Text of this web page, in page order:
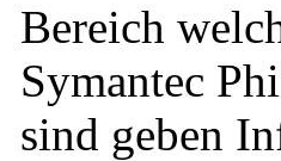
Bereich
Symantec
sind geben